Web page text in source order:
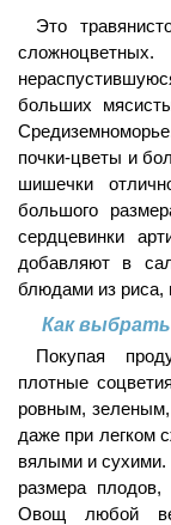
Это
больших
почки-цветы и
шишечки
большого
сердцевинки
добавляют в
блюдами из риса,
Как выбрать
Покупая
плотные
ровным, зеленым,
даже при легком
вялыми и сухими.
размера
Овощ любой